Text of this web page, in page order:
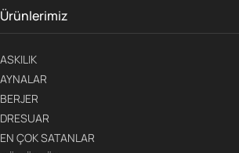
Ürünlerimiz
ASKILIK
AYNALAR
BERJER
DRESUAR
EN ÇOK SATANLAR